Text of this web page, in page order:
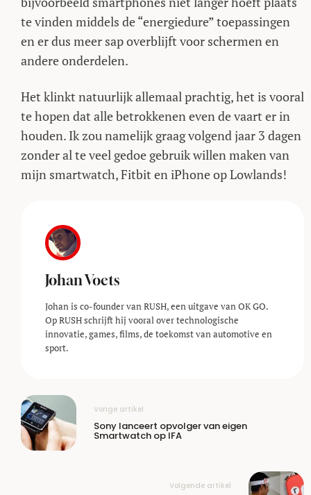
te vinden middels de “energiedure” toepassingen
en er dus meer sap overblijft voor schermen en
andere onderdelen.
Het klinkt natuurlijk allemaal prachtig, het is vooral
te hopen dat alle betrokkenen even de vaart er in
houden. Ik zou namelijk graag volgend jaar 3 dagen
zonder al te veel gedoe gebruik willen maken van
mijn smartwatch, Fitbit en iPhone op Lowlands!
Johan Voets
Johan is co-founder van RUSH, een uitgave van OK GO.
Op RUSH schrijft hij vooral over technologische
innovatie, games, films, de toekomst van automotive en
sport.
Vorige artikel
Sony lanceert opvolger van eigen
Smartwatch op IFA
Volgende artikel